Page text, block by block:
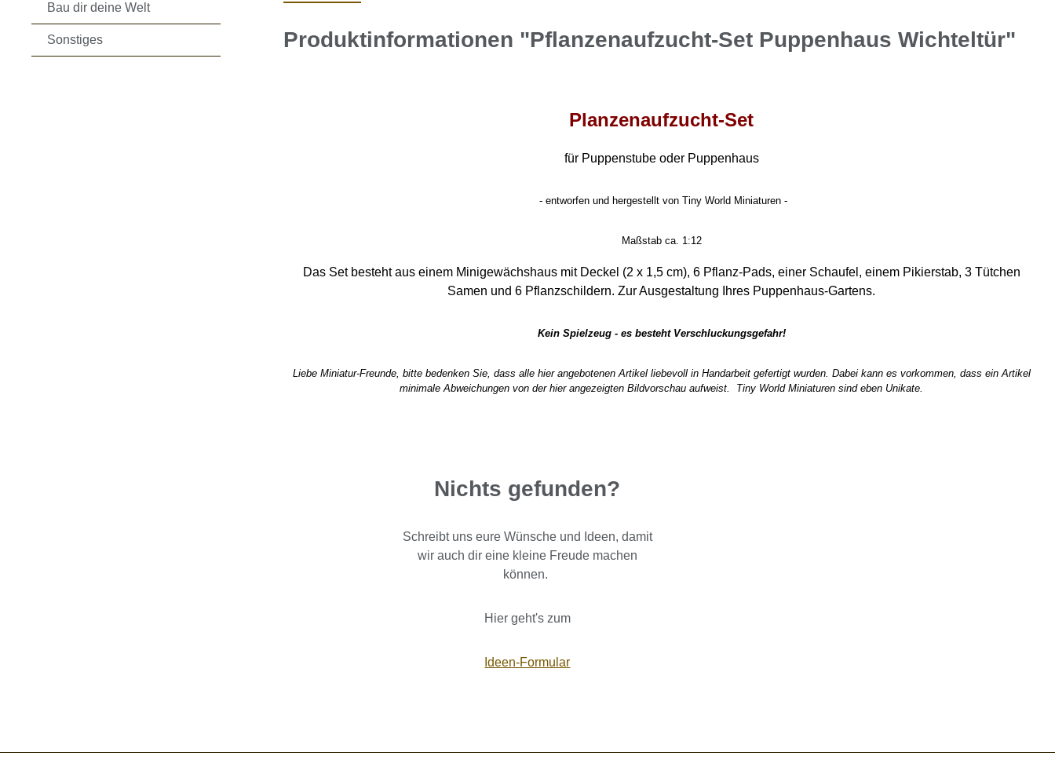
Bau dir deine Welt
Sonstiges Produktinformationen "Pflanzenaufzucht-Set Puppenhaus Wichteltür"
Planzenaufzucht-Set
für Puppenstube oder Puppenhaus
- entworfen und hergestellt von Tiny World Miniaturen -
Maßstab ca. 1:12
Das Set besteht aus einem Minigewächshaus mit Deckel (2 x 1,5 cm), 6 Pflanz-Pads, einer Schaufel, einem Pikierstab, 3 Tütchen
Samen und 6 Pflanzschildern. Zur Ausgestaltung Ihres Puppenhaus-Gartens.
Kein Spielzeug - es besteht Verschluckungsgefahr!
Liebe Miniatur-Freunde, bitte bedenken Sie, dass alle hier angebotenen Artikel liebevoll in Handarbeit gefertigt wurden. Dabei kann es vorkommen, dass ein Artikel
minimale Abweichungen von der hier angezeigten Bildvorschau aufweist. Tiny World Miniaturen sind eben Unikate.
Nichts gefunden?
Schreibt uns eure Wünsche und Ideen, damit
wir auch dir eine kleine Freude machen
können.
Hier geht's zum
Ideen-Formular